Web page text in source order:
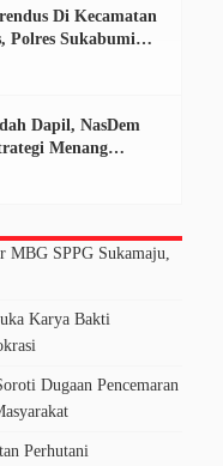
Di Kecamatan
Polres Sukabumi
Dapil, NasDem
Menang
SPPG Sukamaju,
Karya Bakti
Dugaan Pencemaran
Perhutani